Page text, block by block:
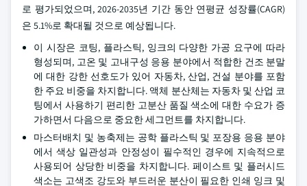
로 평가되었으며, 2026-2035년 기간 동안 연평균 성장률(CAGR)
은 5.1%로 확대될 것으로 예상됩니다.
이 시장은 코팅, 플라스틱, 잉크의 다양한 가공 요구에 따라
형성되며, 고온 및 고내구성 응용 분야에서 적합한 건조 분말
에 대한 강한 선호도가 있어 자동차, 산업, 건설 분야를 포함
한 주요 비중을 차지합니다. 액체 분산체는 자동차 및 산업 코
팅에서 사용하기 편리한 고분산 품질 색소에 대한 수요가 증
가하면서 다음으로 중요한 세그먼트를 차지합니다.
마스터배치 및 농축제는 공학 플라스틱 및 포장용 응용 분야
에서 색상 일관성과 안정성이 필수적인 경우에 지속적으로
사용되어 상당한 비중을 차지합니다. 페이스트 및 플러시드
색소는 고색조 강도와 부드러운 분산이 필요한 인쇄 잉크 및